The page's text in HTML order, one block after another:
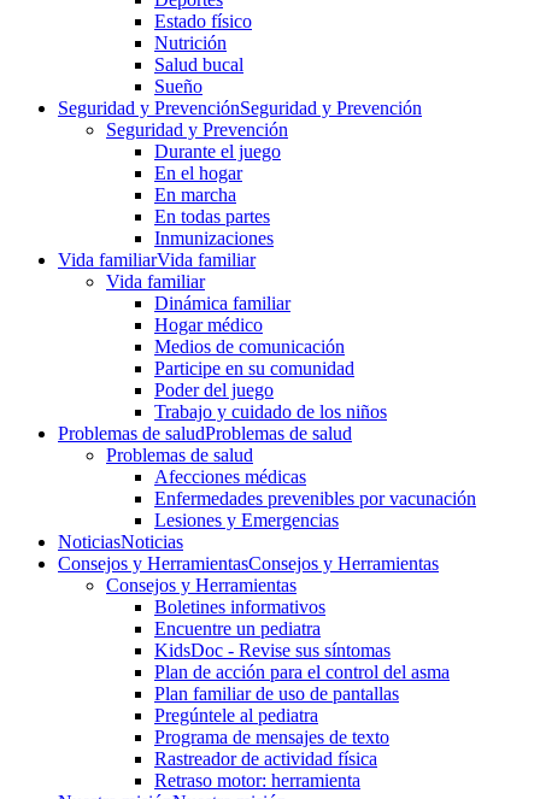
Estado físico
Nutrición
Salud bucal
Sueño
Seguridad y PrevenciónSeguridad y Prevención
Seguridad y Prevención
Durante el juego
En el hogar
En marcha
En todas partes
Inmunizaciones
Vida familiarVida familiar
Vida familiar
Dinámica familiar
Hogar médico
Medios de comunicación
Participe en su comunidad
Poder del juego
Trabajo y cuidado de los niños
Problemas de saludProblemas de salud
Problemas de salud
Afecciones médicas
Enfermedades prevenibles por vacunación
Lesiones y Emergencias
NoticiasNoticias
Consejos y HerramientasConsejos y Herramientas
Consejos y Herramientas
Boletines informativos
Encuentre un pediatra
KidsDoc - Revise sus síntomas
Plan de acción para el control del asma
Plan familiar de uso de pantallas
Pregúntele al pediatra
Programa de mensajes de texto
Rastre​​ador de activida​d física
Retraso motor: herramienta